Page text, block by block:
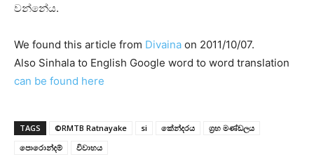
වන්නේය.
We found this article from Divaina on 2011/10/07.
Also Sinhala to English Google word to word translation
can be found here
TAGS ©RMTB Ratnayake si කේන්දරය
ග්‍රහ මණ්‌ඩලය
පොරොන්දම්
විවාහය